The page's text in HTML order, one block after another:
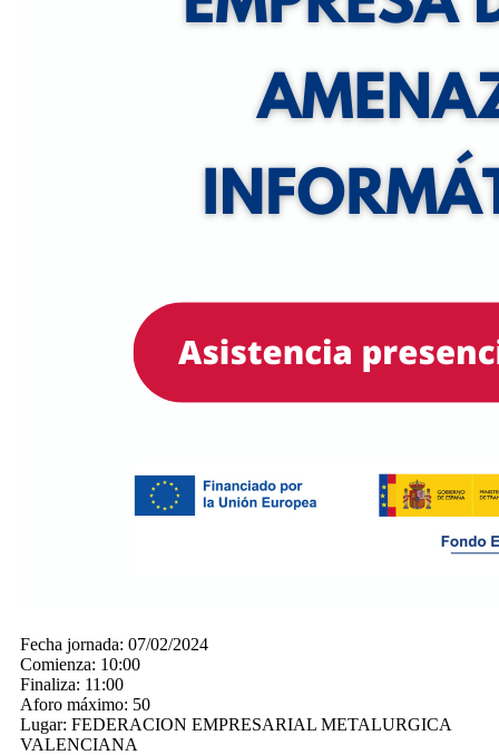
Fecha jornada: 07/02/2024
Comienza: 10:00
Finaliza: 11:00
Aforo máximo: 50
Lugar: FEDERACION EMPRESARIAL METALURGICA
VALENCIANA